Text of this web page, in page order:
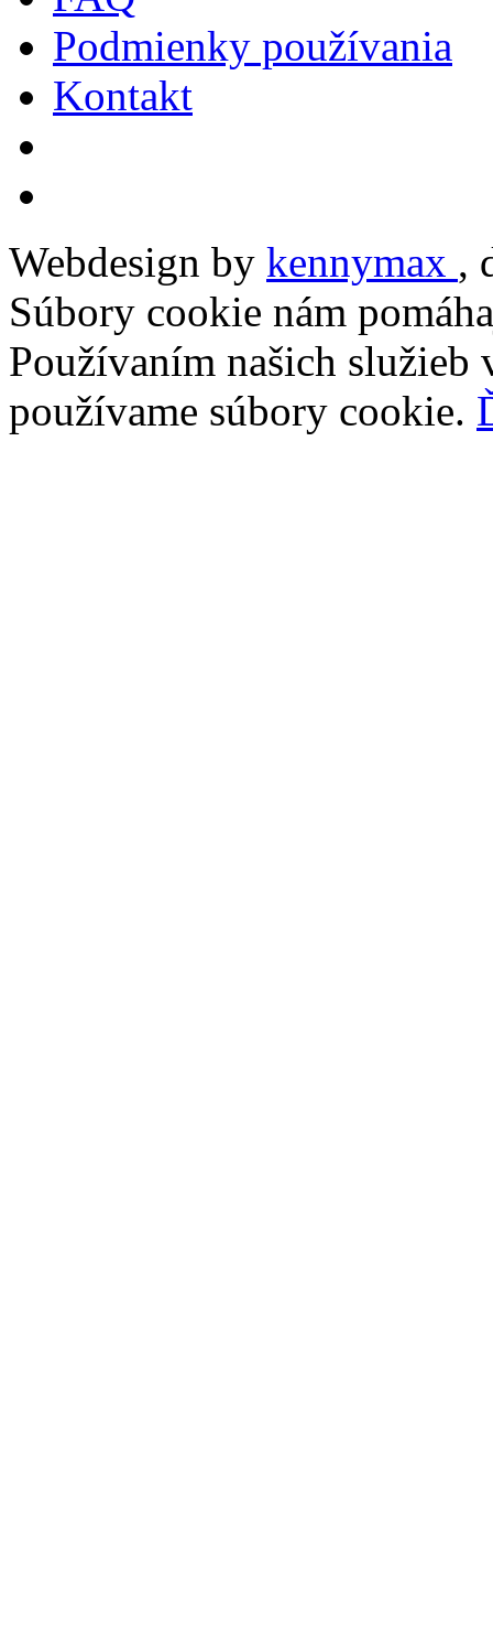
Podmienky používania
Kontakt
Webdesign by kennymax ,
Súbory cookie nám
Používaním našich služieb
používame súbory cookie.